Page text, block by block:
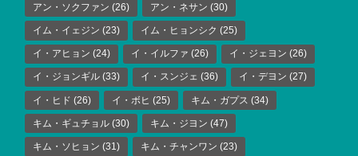
アン・ソクファン (26) アン・ネサン (30)
イム・イェジン (23) イム・ヒョンシク (25)
イ・アヒョン (24) イ・イルファ (26) イ・ジェヨン (26)
イ・ジョンギル (33) イ・スンジェ (36) イ・デヨン (27)
イ・ヒド (26) イ・ボヒ (25) キム・ガプス (34)
キム・ギュチョル (30) キム・ジヨン (47)
キム・ソヒョン (31) キム・チャンワン (23)